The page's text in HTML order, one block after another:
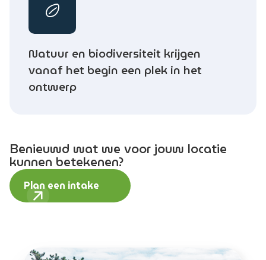
Natuur en biodiversiteit krijgen
vanaf het begin een plek in het
ontwerp
Benieuwd wat we voor jouw locatie
kunnen betekenen?
Plan een intake